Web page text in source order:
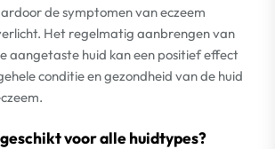
de symptomen van eczeem
Het regelmatig aanbrengen van
aangetaste huid kan een positief effect
conditie en gezondheid van de huid
voor alle huidtypes?